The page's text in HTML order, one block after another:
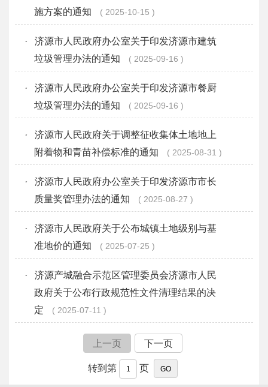
施方案的通知
2025-10-15
·
济源市人民政府办公室关于印发济源市建筑
垃圾管理办法的通知
2025-09-16
·
济源市人民政府办公室关于印发济源市餐厨
垃圾管理办法的通知
2025-09-16
·
济源市人民政府关于调整征收集体土地地上
附着物和青苗补偿标准的通知
2025-08-31
·
济源市人民政府办公室关于印发济源市市长
质量奖管理办法的通知
2025-08-27
·
济源市人民政府关于公布城镇土地级别与基
准地价的通知
2025-07-25
·
济源产城融合示范区管理委员会济源市人民
政府关于公布行政规范性文件清理结果的决
定
2025-07-11
上一页 下一页
转到第 页